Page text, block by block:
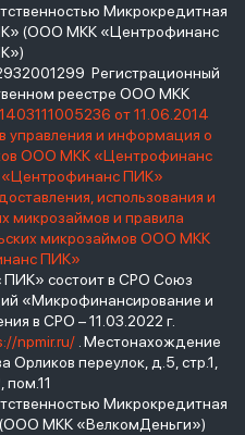
Микрокредитная
(ООО МКК «Центрофинанс
Регистрационный
реестре ООО МКК
от 11.06.2014
управления и информация о
ООО МКК «Центрофинанс
ПИК»
использования и
микрозаймов и правила
микрозаймов ООО МКК
ПИК»
состоит в СРО Союз
«Микрофинансирование и
в СРО – 11.03.2022 г.
npmir.ru/. Местонахождение
переулок, д.5, стр.1,
пом.11
Микрокредитная
МКК «ВелкомДеньги»)